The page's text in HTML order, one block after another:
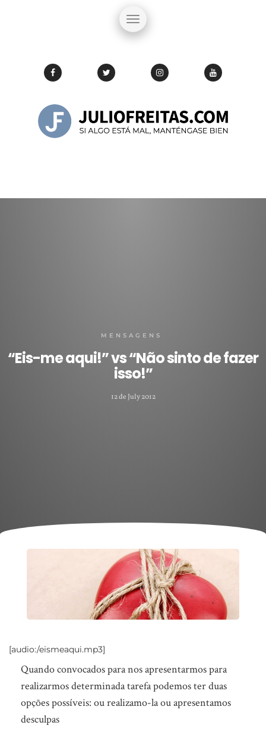
MENSAGENS
“Eis-me aqui!” vs “Não sinto de fazer
isso!”
12 de July 2012
“Eis-
“Não
sinto
de
fazer
isso!”
[audio:/eismeaqui.mp3]
Quando convocados para nos apresentarmos para
realizarmos determinada tarefa podemos ter duas
opções possíveis: ou realizamo-la ou apresentamos
desculpas